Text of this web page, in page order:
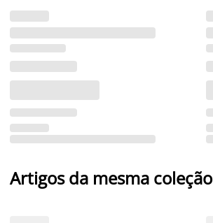
Artigos da mesma coleção